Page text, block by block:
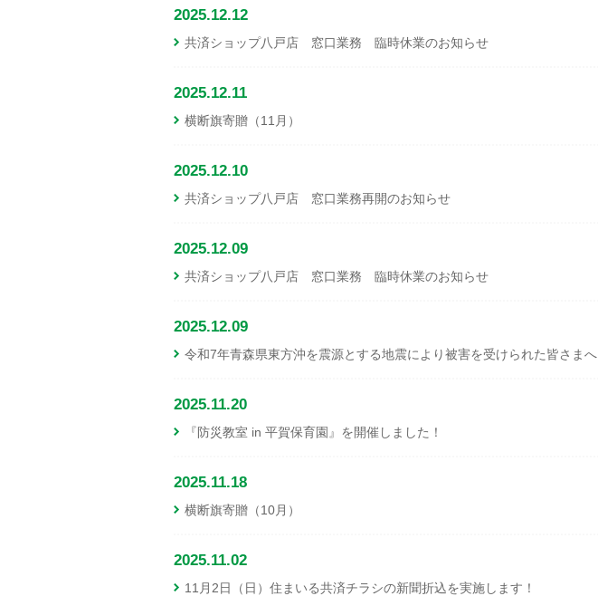
2025.12.12
共済ショップ八戸店 窓口業務 臨時休業のお知らせ
2025.12.11
横断旗寄贈（11月）
2025.12.10
共済ショップ八戸店 窓口業務再開のお知らせ
2025.12.09
共済ショップ八戸店 窓口業務 臨時休業のお知らせ
2025.12.09
令和7年青森県東方沖を震源とする地震により被害を受けられた皆さまへ
2025.11.20
『防災教室 in 平賀保育園』を開催しました！
2025.11.18
横断旗寄贈（10月）
2025.11.02
11月2日（日）住まいる共済チラシの新聞折込を実施します！